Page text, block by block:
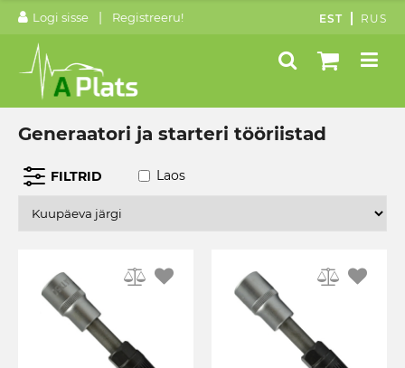
Logi sisse | Registreeru! EST RUS
Generaatori ja starteri tööriistad
FILTRID Laos